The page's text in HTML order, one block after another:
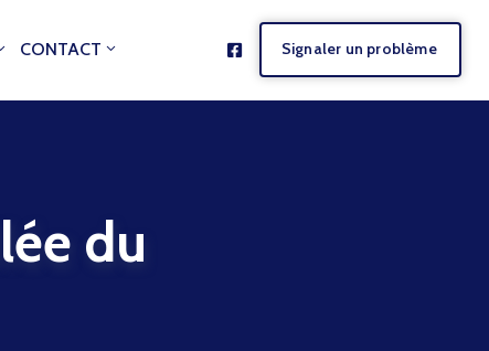
CONTACT Signaler un problème
du